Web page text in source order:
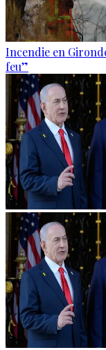
Incendie en
feu”